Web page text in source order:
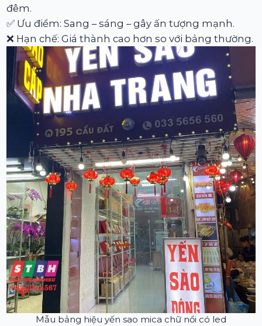
đêm.
✅ Ưu điểm: Sang – sáng – gây ấn tượng mạnh.
❌ Hạn chế: Giá thành cao hơn so với bảng thường.
Mẫu bảng hiệu yến sao mica chữ nổi có led